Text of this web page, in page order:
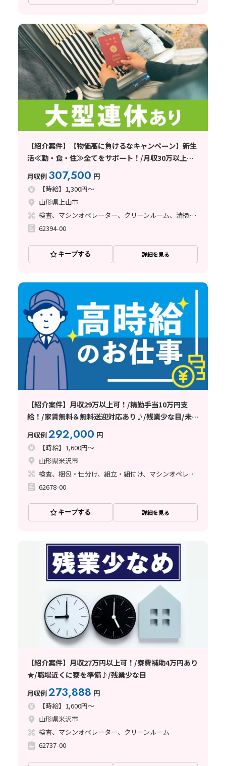
【紹介案件】【物価高に負けるなキャンペーン】新生
活≪勤・食・住≫全てをサポート！/月収30万以上
可！/寮費無料☆
月収例 307,500 円
【時給】1,300円～
山形県上山市
検査、マシンオペレーター、クリーンルーム、清掃・洗浄
62394-00
キープする 詳細を見る
【紹介案件】月収29万以上可！/精勤手当10万円支
給！/家賃無料＆無料送迎対応あり♪/残業少な目/未経
験OK★
月収例292,000 円
【時給】1,600円～
山形県米沢市
検査、梱包・仕分け、組立・組付け、マシンオペレーター、クリーンルーム、清掃・洗浄
62678-00
キープする 詳細を見る
【紹介案件】月収27万円以上可！/寮費補助4万円あり
★/職場近くに寮を準備♪/残業少な目
月収例273,888 円
【時給】1,600円～
山形県米沢市
検査、マシンオペレーター、クリーンルーム
62737-00